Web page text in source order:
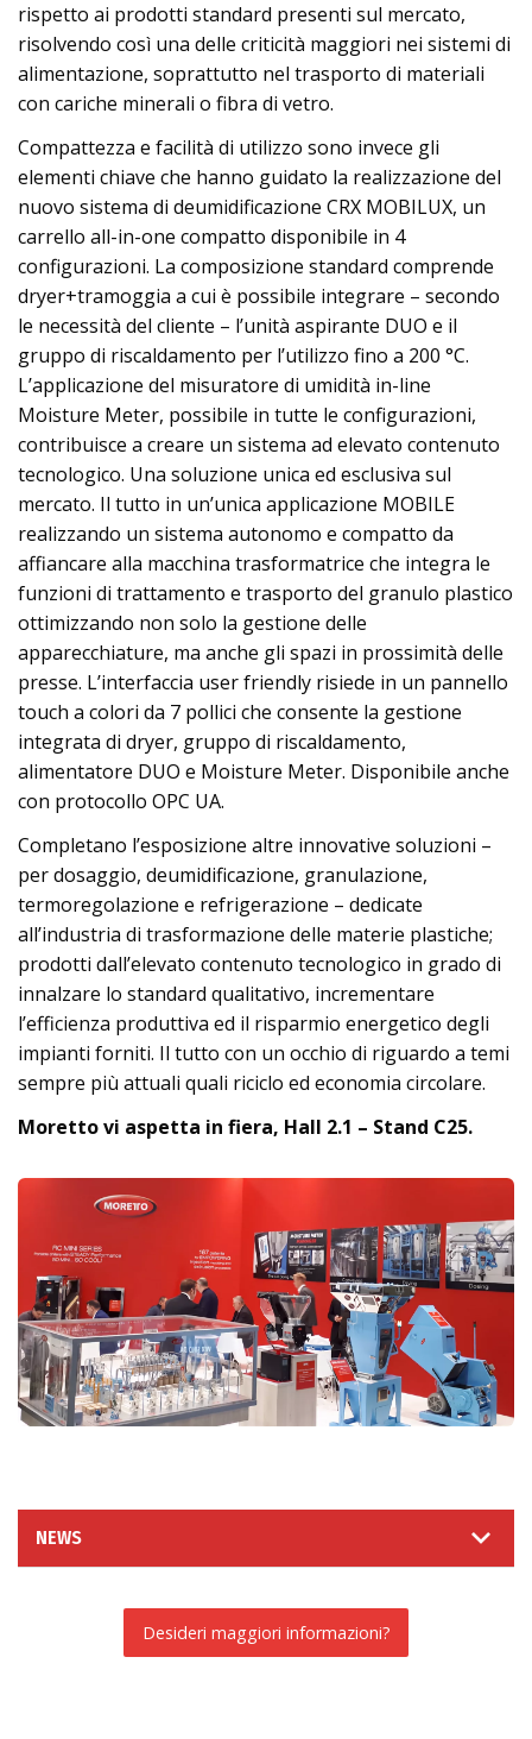
rispetto ai prodotti standard presenti sul mercato,
risolvendo così una delle criticità maggiori nei sistemi di
alimentazione, soprattutto nel trasporto di materiali
con cariche minerali o fibra di vetro.
Compattezza e facilità di utilizzo sono invece gli
elementi chiave che hanno guidato la realizzazione del
nuovo sistema di deumidificazione CRX MOBILUX, un
carrello all-in-one compatto disponibile in 4
configurazioni. La composizione standard comprende
dryer+tramoggia a cui è possibile integrare – secondo
le necessità del cliente – l’unità aspirante DUO e il
gruppo di riscaldamento per l’utilizzo fino a 200 °C.
L’applicazione del misuratore di umidità in-line
Moisture Meter, possibile in tutte le configurazioni,
contribuisce a creare un sistema ad elevato contenuto
tecnologico. Una soluzione unica ed esclusiva sul
mercato. Il tutto in un’unica applicazione MOBILE
realizzando un sistema autonomo e compatto da
affiancare alla macchina trasformatrice che integra le
funzioni di trattamento e trasporto del granulo plastico
ottimizzando non solo la gestione delle
apparecchiature, ma anche gli spazi in prossimità delle
presse. L’interfaccia user friendly risiede in un pannello
touch a colori da 7 pollici che consente la gestione
integrata di dryer, gruppo di riscaldamento,
alimentatore DUO e Moisture Meter. Disponibile anche
con protocollo OPC UA.
Completano l’esposizione altre innovative soluzioni –
per dosaggio, deumidificazione, granulazione,
termoregolazione e refrigerazione – dedicate
all’industria di trasformazione delle materie plastiche;
prodotti dall’elevato contenuto tecnologico in grado di
innalzare lo standard qualitativo, incrementare
l’efficienza produttiva ed il risparmio energetico degli
impianti forniti. Il tutto con un occhio di riguardo a temi
sempre più attuali quali riciclo ed economia circolare.
Moretto vi aspetta in fiera, Hall 2.1 – Stand C25.
NEWS
Desideri maggiori informazioni?